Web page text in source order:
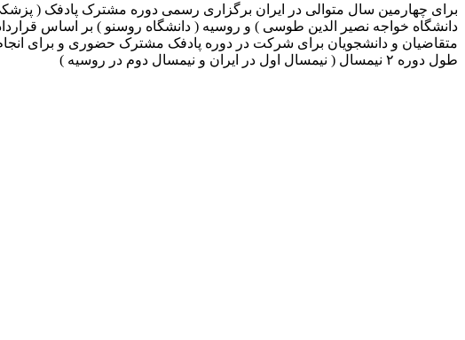
برای چهارمین سال متوالی در ایران برگزاری رسمی دوره مشترک پادفک (
دانشگاه خواجه نصیر الدین طوسی ) و روسیه ( دانشگاه روسنو ) بر اساس
متقاضیان و دانشجویان برای شرکت در دوره پادفک مشترک حضوری و برای
طول دوره ۲ نیمسال ( نیمسال اول در ایران و نیمسال دوم در روسیه )